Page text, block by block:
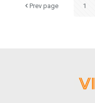
Prev page 1